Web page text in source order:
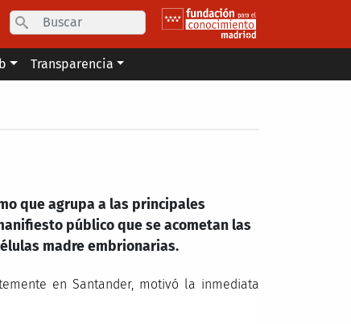
Search
Transparencia
que agrupa a las principales
público que se acometan las
madre embrionarias.
en Santander, motivó la inmediata